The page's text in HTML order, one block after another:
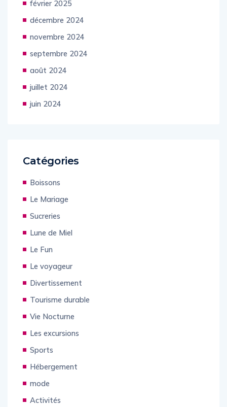
février 2025
décembre 2024
novembre 2024
septembre 2024
août 2024
juillet 2024
juin 2024
Catégories
Boissons
Le Mariage
Sucreries
Lune de Miel
Le Fun
Le voyageur
Divertissement
Tourisme durable
Vie Nocturne
Les excursions
Sports
Hébergement
mode
Activités